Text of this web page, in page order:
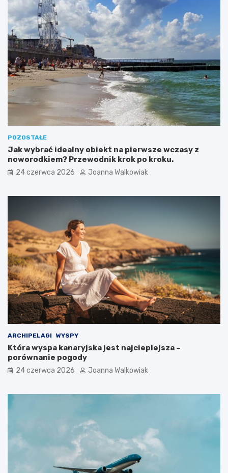
POZOSTAŁE
Jak wybrać idealny obiekt na pierwsze wczasy z
noworodkiem? Przewodnik krok po kroku.
24 czerwca 2026 Joanna Walkowiak
ARCHIPELAGI WYSPY
Która wyspa kanaryjska jest najcieplejsza –
porównanie pogody
24 czerwca 2026 Joanna Walkowiak